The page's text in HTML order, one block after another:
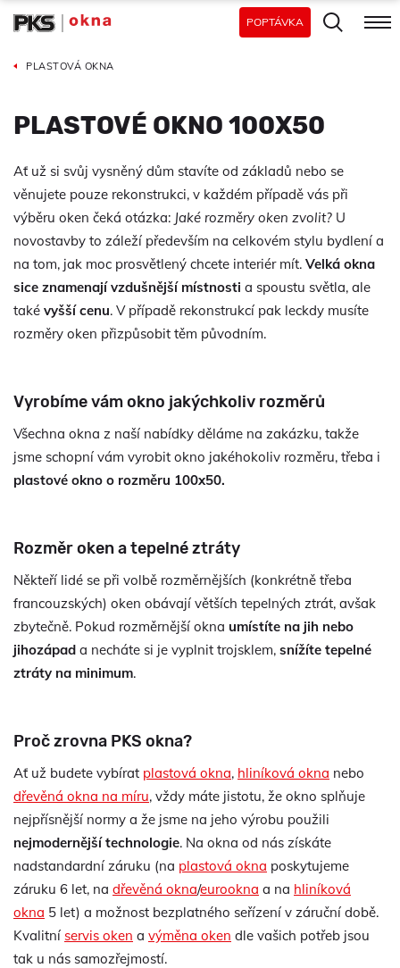
POPTÁVKA
PLASTOVÁ OKNA
PLASTOVÉ OKNO 100X50
Ať už si svůj vysněný dům stavíte od základů nebo se
věnujete pouze rekonstrukci, v každém případě vás při
výběru oken čeká otázka: Jaké rozměry oken zvolit? U
novostavby to záleží především na celkovém stylu bydlení a
na tom, jak moc prosvětlený chcete interiér mít. Velká okna
sice znamenají vzdušnější místnosti a spoustu světla, ale
také vyšší cenu. V případě rekonstrukcí pak leckdy musíte
rozměry oken přizpůsobit těm původním.
Vyrobíme vám okno jakýchkoliv rozměrů
Všechna okna z naší nabídky děláme na zakázku, takže
jsme schopní vám vyrobit okno jakéhokoliv rozměru, třeba i
plastové okno o rozměru 100x50.
Rozměr oken a tepelné ztráty
Někteří lidé se při volbě rozměrnějších (konkrétně třeba
francouzských) oken obávají větších tepelných ztrát, avšak
zbytečně. Pokud rozměrnější okna umístíte na jih nebo
jihozápad a necháte si je vyplnit trojsklem, snížíte tepelné
ztráty na minimum.
Proč zrovna PKS okna?
Ať už budete vybírat plastová okna, hliníková okna nebo
dřevěná okna na míru, vždy máte jistotu, že okno splňuje
nejpřísnější normy a že jsme na jeho výrobu použili
nejmodernější technologie. Na okna od nás získáte
nadstandardní záruku (na plastová okna poskytujeme
záruku 6 let, na dřevěná okna/eurookna a na hliníková
okna 5 let) a možnost bezplatného seřízení v záruční době.
Kvalitní servis oken a výměna oken dle vašich potřeb jsou
tak u nás samozřejmostí.